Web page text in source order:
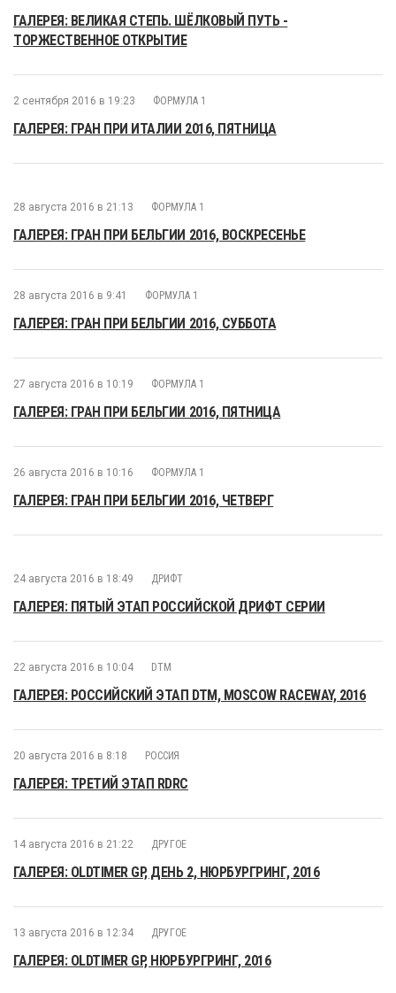
ГАЛЕРЕЯ: ВЕЛИКАЯ СТЕПЬ. ШЁЛКОВЫЙ ПУТЬ -
ТОРЖЕСТВЕННОЕ ОТКРЫТИЕ
2 сентября 2016 в 19:23 ФОРМУЛА 1
ГАЛЕРЕЯ: ГРАН ПРИ ИТАЛИИ 2016, ПЯТНИЦА
28 августа 2016 в 21:13 ФОРМУЛА 1
ГАЛЕРЕЯ: ГРАН ПРИ БЕЛЬГИИ 2016, ВОСКРЕСЕНЬЕ
28 августа 2016 в 9:41 ФОРМУЛА 1
ГАЛЕРЕЯ: ГРАН ПРИ БЕЛЬГИИ 2016, СУББОТА
27 августа 2016 в 10:19 ФОРМУЛА 1
ГАЛЕРЕЯ: ГРАН ПРИ БЕЛЬГИИ 2016, ПЯТНИЦА
26 августа 2016 в 10:16 ФОРМУЛА 1
ГАЛЕРЕЯ: ГРАН ПРИ БЕЛЬГИИ 2016, ЧЕТВЕРГ
24 августа 2016 в 18:49 ДРИФТ
ГАЛЕРЕЯ: ПЯТЫЙ ЭТАП РОССИЙСКОЙ ДРИФТ СЕРИИ
22 августа 2016 в 10:04 DTM
ГАЛЕРЕЯ: РОССИЙСКИЙ ЭТАП DTM, MOSCOW RACEWAY, 2016
20 августа 2016 в 8:18 РОССИЯ
ГАЛЕРЕЯ: ТРЕТИЙ ЭТАП RDRC
14 августа 2016 в 21:22 ДРУГОЕ
ГАЛЕРЕЯ: OLDTIMER GP, ДЕНЬ 2, НЮРБУРГРИНГ, 2016
13 августа 2016 в 12:34 ДРУГОЕ
ГАЛЕРЕЯ: OLDTIMER GP, НЮРБУРГРИНГ, 2016